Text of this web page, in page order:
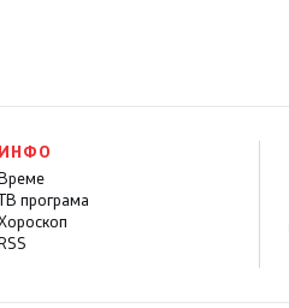
ИНФО
програма